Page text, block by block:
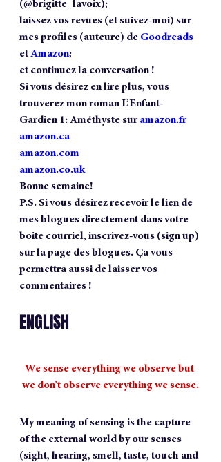
(@brigitte_lavoix);
laissez vos revues (et suivez-moi) sur
mes profiles (auteure) de Goodreads
et Amazon;
et continuez la conversation !
Si vous désirez en lire plus, vous
trouverez mon roman L’Enfant-
Gardien 1: Améthyste sur amazon.fr
amazon.ca
amazon.com
amazon.co.uk
Bonne semaine!
P.S. Si vous désirez recevoir le lien de
mes blogues directement dans votre
boite courriel, inscrivez-vous (sign up)
sur la page des blogues. Ça vous
permettra aussi de laisser vos
commentaires !
ENGLISH
We sense everything we observe but
we don’t observe everything we sense.
My meaning of sensing is the capture
of the external world by our senses
(sight, hearing, smell, taste, touch and